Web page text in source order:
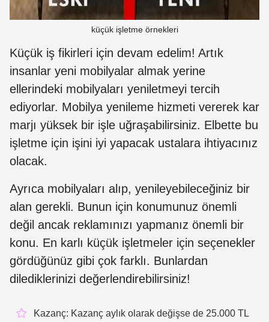
küçük işletme örnekleri
Küçük iş fikirleri için devam edelim! Artık
insanlar yeni mobilyalar almak yerine
ellerindeki mobilyaları yeniletmeyi tercih
ediyorlar. Mobilya yenileme hizmeti vererek kar
marjı yüksek bir işle uğraşabilirsiniz. Elbette bu
işletme için işini iyi yapacak ustalara ihtiyacınız
olacak.
Ayrıca mobilyaları alıp, yenileyebileceğiniz bir
alan gerekli. Bunun için konumunuz önemli
değil ancak reklamınızı yapmanız önemli bir
konu. En karlı küçük işletmeler için seçenekler
gördüğünüz gibi çok farklı. Bunlardan
dilediklerinizi değerlendirebilirsiniz!
Kazanç: Kazanç aylık olarak değişse de 25.000 TL